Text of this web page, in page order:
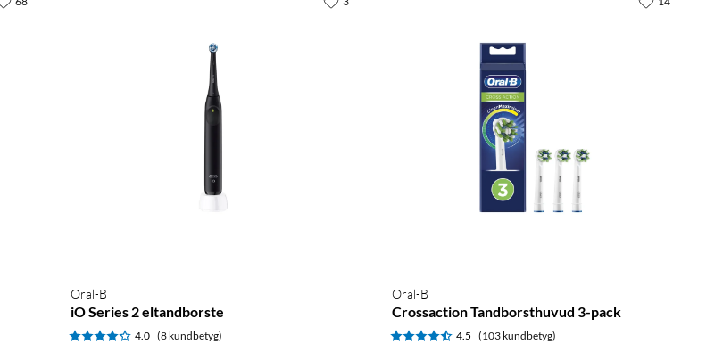
Oral-B
iO Series 2 eltandborste
4.0 (8 kundbetyg)
Oral-B
Crossaction Tandborsthuvud 3-pack
4.5 (103 kundbetyg)